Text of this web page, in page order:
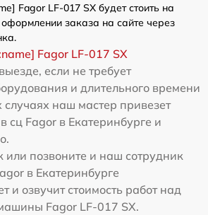
Fagor LF-017 SX будет стоить на
заказа на сайте через
Fagor LF-017 SX
если не требует
и длительного времени
случаях наш мастер привезет
сц Fagor в Екатеринбурге и
или позвоните и наш сотрудник
в Екатеринбурге
и озвучит стоимость работ над
Fagor LF-017 SX.